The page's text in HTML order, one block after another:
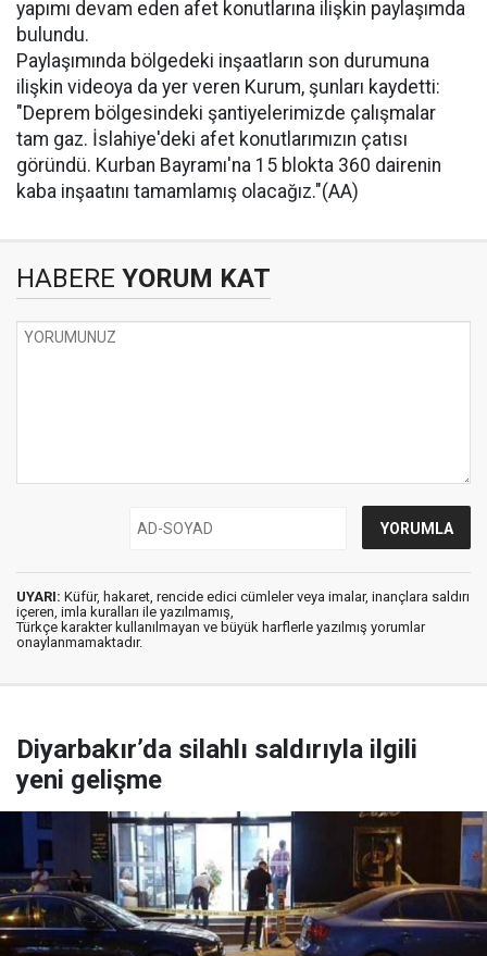
yapımı devam eden afet konutlarına ilişkin paylaşımda
bulundu.
Paylaşımında bölgedeki inşaatların son durumuna
ilişkin videoya da yer veren Kurum, şunları kaydetti:
"Deprem bölgesindeki şantiyelerimizde çalışmalar
tam gaz. İslahiye'deki afet konutlarımızın çatısı
göründü. Kurban Bayramı'na 15 blokta 360 dairenin
kaba inşaatını tamamlamış olacağız."(AA)
HABERE YORUM KAT
UYARI: Küfür, hakaret, rencide edici cümleler veya imalar, inançlara saldırı
içeren, imla kuralları ile yazılmamış,
Türkçe karakter kullanılmayan ve büyük harflerle yazılmış yorumlar
onaylanmamaktadır.
Diyarbakır’da silahlı saldırıyla ilgili
yeni gelişme